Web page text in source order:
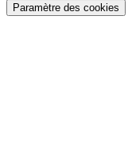
Paramètre des cookies